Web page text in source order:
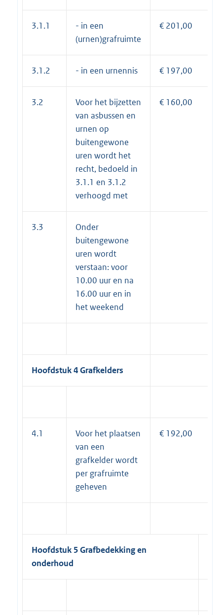
3.1.1
- in een
(urnen)grafruimte
€ 201,00
3.1.2 - in een urnennis € 197,00
3.2
Voor het bijzetten
van asbussen en
urnen op
buitengewone
uren wordt het
recht, bedoeld in
3.1.1 en 3.1.2
verhoogd met
€ 160,00
3.3
Onder
buitengewone
uren wordt
verstaan: voor
10.00 uur en na
16.00 uur en in
het weekend
Hoofdstuk 4 Grafkelders
4.1
Voor het plaatsen
van een
grafkelder wordt
per grafruimte
geheven
€ 192,00
Hoofdstuk 5 Grafbedekking en
onderhoud